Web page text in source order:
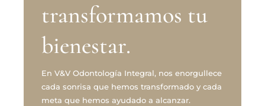
transformamos tu
bienestar.
En V&V Odontología Integral, nos enorgullece
cada sonrisa que hemos transformado y cada
meta que hemos ayudado a alcanzar.